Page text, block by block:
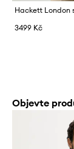
3499 Kč
Objevte